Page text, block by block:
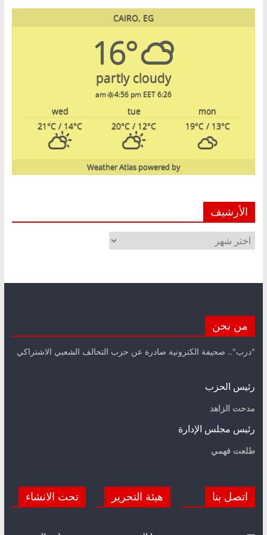
CAIRO, EG
16°
partly cloudy
6:26 am
4:56 pm EET
mon
tue
wed
19°C/ 13°C
20°C / 12°C
21°C / 14°C
powered by
Weather Atlas
الأرشيف
الأرشيف
من نحن
"درب".. صحيفة الكترونية صادرة عن حزب التحالف الشعبي الاشتراكي
رئيس الحزب
مدحت الزاهد
رئيس مجلس الإدارة
طلعت فهمي
اتصل بنا هيئة التحرير تحت الانشاء